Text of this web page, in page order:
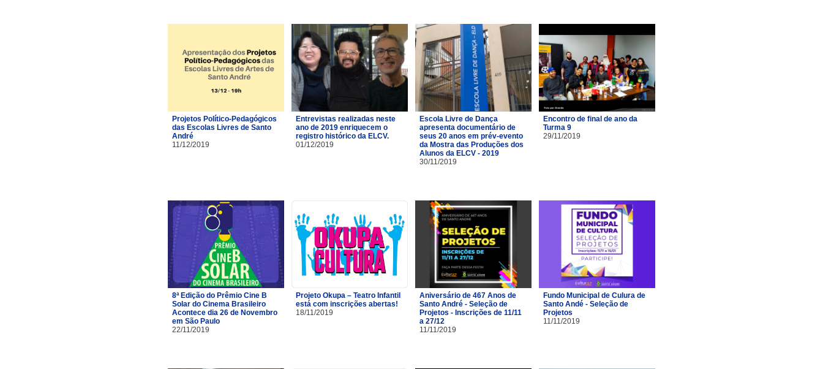
Projetos Político-Pedagógicos
das Escolas Livres de Santo
André
11/12/2019
Entrevistas realizadas neste
ano de 2019 enriquecem o
registro histórico da ELCV.
01/12/2019
Escola Livre de Dança
apresenta documentário de
seus 20 anos em prév-evento
da Mostra das Produções dos
Alunos da ELCV - 2019
30/11/2019
Encontro de final de ano da
Turma 9
29/11/2019
8ª Edição do Prêmio Cine B
Solar do Cinema Brasileiro
Acontece dia 26 de Novembro
em São Paulo
22/11/2019
Projeto Okupa – Teatro Infantil
está com inscrições abertas!
18/11/2019
Aniversário de 467 Anos de
Santo André - Seleção de
Projetos - Inscrições de 11/11
a 27/12
11/11/2019
Fundo Municipal de Culura de
Santo Andé - Seleção de
Projetos
11/11/2019